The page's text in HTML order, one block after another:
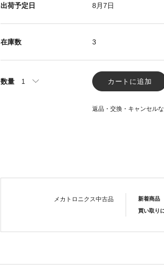
出荷予定日 8月7日
在庫数 3
数量 カートに追加
返品・交換・キャンセル
メカトロニクス中古品
新着商品
買い取り